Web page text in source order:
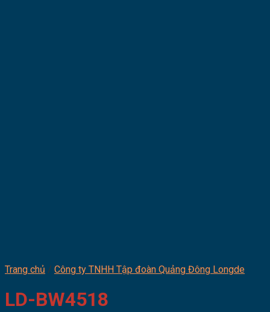
Trang chủ / Công ty TNHH Tập đoàn Quảng Đông Longde
LD-BW4518